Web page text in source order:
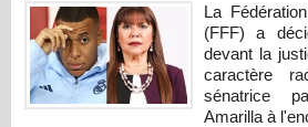
La
(FFF) a
devant la
caractère
sénatrice
Amarilla à